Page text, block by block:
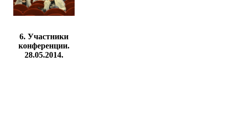
6. Участники
конференции.
28.05.2014.